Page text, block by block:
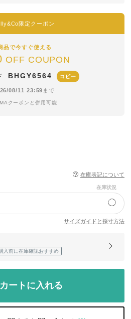
限定クーポン
品で今すぐ使える
OFF COUPON
BHGY6564 コピー
08/11 23:59 まで
クーポンと併用可能
在庫表記について
在庫状況
◯
サイズガイドと採寸方法
入前に在庫確認おすすめ
カートに入れる